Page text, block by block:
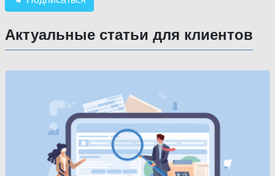
Актуальные статьи для клиентов